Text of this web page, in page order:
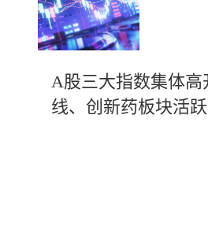
A股三大指数集体高
线、创新药板块活跃